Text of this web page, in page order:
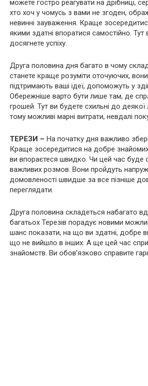
можете гостро реагувати на дрібниці,
хто хоч у чомусь з вами не згоден,
невинні зауваження. Краще
якими здатні впоратися самостійно. Тут
досягнете успіху.
Друга половина дня багато в чому
станете краще розуміти оточуючих,
підтримають ваші ідеї, допоможуть у
Обережніше варто бути лише там, де
грошей. Тут ви будете схильні до деякої
тому можливі марні витрати, невдалі
ТЕРЕЗИ – На початку дня важливо
Краще зосередитися на добре
ви впораєтеся швидко. Чи цей час буде
важливих розмов. Вони пройдуть
домовленості швидше за все пізніше
переглядати.
Друга половина складеться набагато
багатьох Терезів порадує новими
шанс показати, на що ви здатні, добре
що не вийшло в інших. А ще цей час
знайомств. Ви обов’язково справите